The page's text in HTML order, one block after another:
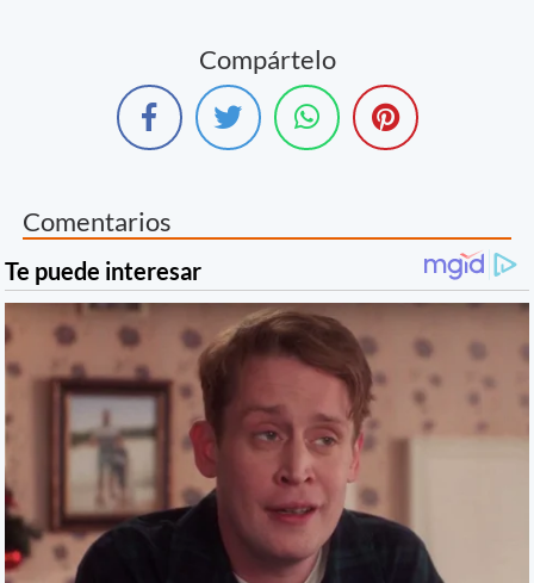
Compártelo
Comentarios